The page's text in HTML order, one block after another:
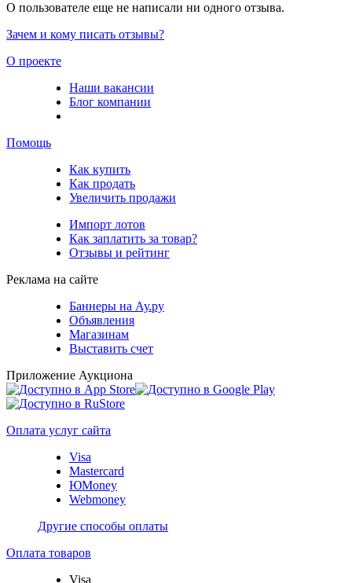
О пользователе еще не написали ни одного отзыва.
Зачем и кому писать отзывы?
О проекте
Наши вакансии
Блог компании
Помощь
Как купить
Как продать
Увеличить продажи
Импорт лотов
Как заплатить за товар?
Отзывы и рейтинг
Реклама на сайте
Баннеры на Ау.ру
Объявления
Магазинам
Выставить счет
Приложение Аукциона
Оплата услуг сайта
Visa
Mastercard
ЮMoney
Webmoney
Другие способы оплаты
Оплата товаров
Visa